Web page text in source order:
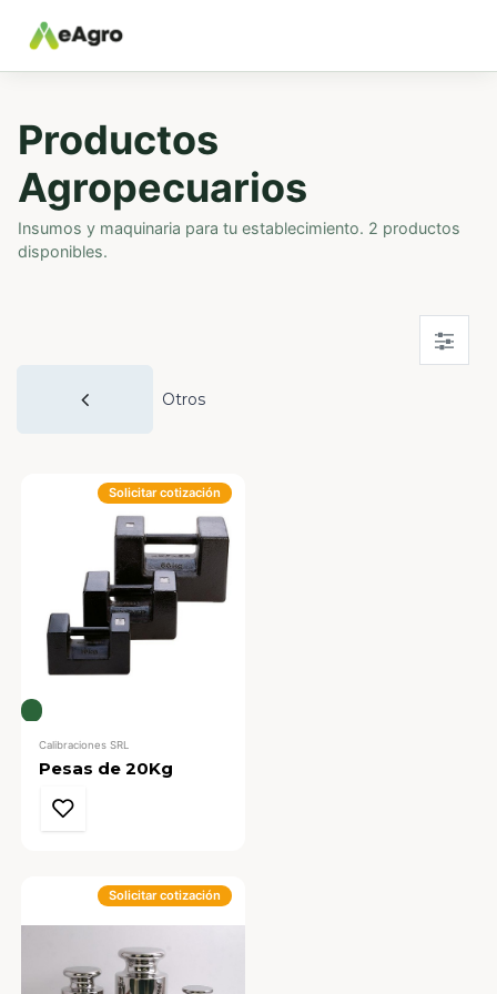
Productos
Agropecuarios
Insumos y maquinaria para tu establecimiento. 2 productos
disponibles.
Otros
Solicitar cotización
Calibraciones SRL
Pesas de 20Kg
Solicitar cotización